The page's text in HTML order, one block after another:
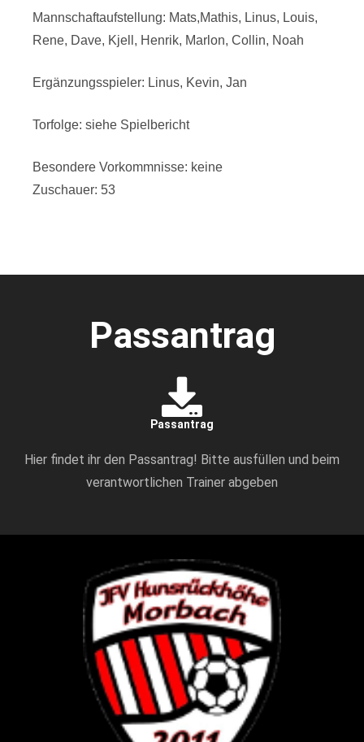
Mannschaftaufstellung: Mats,Mathis, Linus, Louis,
Rene, Dave, Kjell, Henrik, Marlon, Collin, Noah
Ergänzungsspieler: Linus, Kevin, Jan
Torfolge: siehe Spielbericht
Besondere Vorkommnisse: keine
Zuschauer: 53
Passantrag
Passantrag
Hier findet ihr den Passantrag! Bitte ausfüllen und beim
verantwortlichen Trainer abgeben